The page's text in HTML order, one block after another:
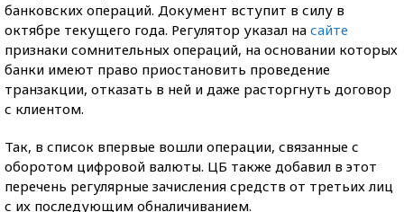
банковских операций. Документ вступит в силу в
октябре текущего года. Регулятор указал на сайте
признаки сомнительных операций, на основании которых
банки имеют право приостановить проведение
транзакции, отказать в ней и даже расторгнуть договор
с клиентом.
Так, в список впервые вошли операции, связанные с
оборотом цифровой валюты. ЦБ также добавил в этот
перечень регулярные зачисления средств от третьих лиц
с их последующим обналичиванием.